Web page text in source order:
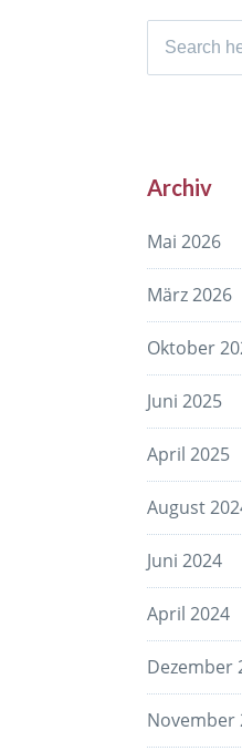
Search
Archiv
Mai 2026
März 2026
Oktober
Juni 2025
April 2025
August
Juni 2024
April 2024
Dezember
November